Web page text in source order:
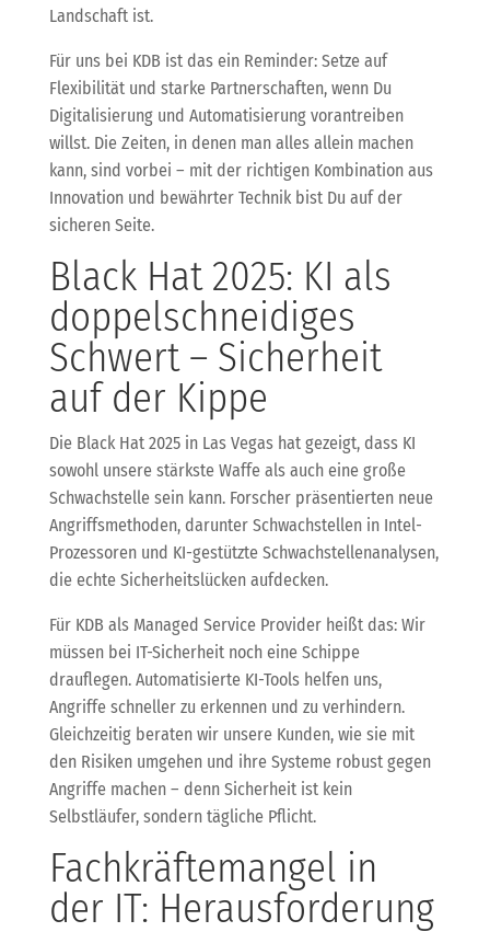
Landschaft ist.
Für uns bei KDB ist das ein Reminder: Setze auf
Flexibilität und starke Partnerschaften, wenn Du
Digitalisierung und Automatisierung vorantreiben
willst. Die Zeiten, in denen man alles allein machen
kann, sind vorbei – mit der richtigen Kombination aus
Innovation und bewährter Technik bist Du auf der
sicheren Seite.
Black Hat 2025: KI als
doppelschneidiges
Schwert – Sicherheit
auf der Kippe
Die Black Hat 2025 in Las Vegas hat gezeigt, dass KI
sowohl unsere stärkste Waffe als auch eine große
Schwachstelle sein kann. Forscher präsentierten neue
Angriffsmethoden, darunter Schwachstellen in Intel-
Prozessoren und KI-gestützte Schwachstellenanalysen,
die echte Sicherheitslücken aufdecken.
Für KDB als Managed Service Provider heißt das: Wir
müssen bei IT-Sicherheit noch eine Schippe
drauflegen. Automatisierte KI-Tools helfen uns,
Angriffe schneller zu erkennen und zu verhindern.
Gleichzeitig beraten wir unsere Kunden, wie sie mit
den Risiken umgehen und ihre Systeme robust gegen
Angriffe machen – denn Sicherheit ist kein
Selbstläufer, sondern tägliche Pflicht.
Fachkräftemangel in
der IT: Herausforderung